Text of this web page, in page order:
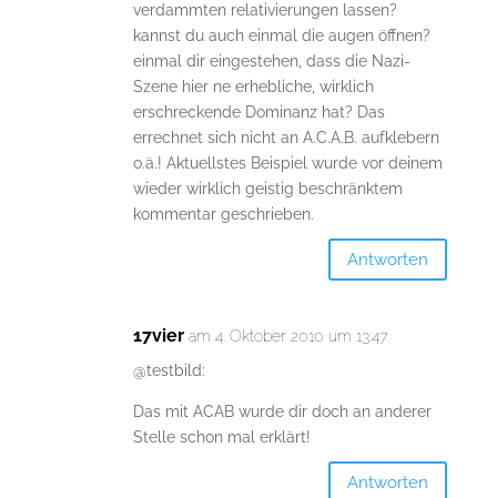
verdammten relativierungen lassen?
kannst du auch einmal die augen öffnen?
einmal dir eingestehen, dass die Nazi-
Szene hier ne erhebliche, wirklich
erschreckende Dominanz hat? Das
errechnet sich nicht an A.C.A.B. aufklebern
o.ä.! Aktuellstes Beispiel wurde vor deinem
wieder wirklich geistig beschränktem
kommentar geschrieben.
Antworten
17vier am 4. Oktober 2010 um 13:47
@testbild:
Das mit ACAB wurde dir doch an anderer
Stelle schon mal erklärt!
Antworten